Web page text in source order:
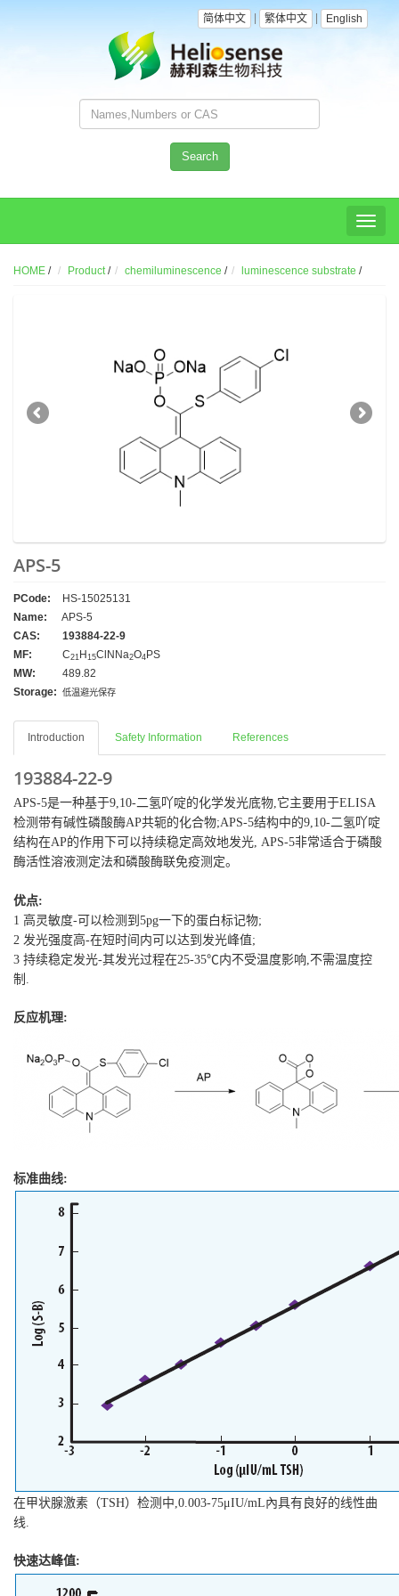
简体中文 繁体中文 English
Search
Toggle
HOME / Product / chemiluminescence / luminescence substrate /
APS-5
PCode:
HS-15025131
Name:
APS-5
CAS:
193884-22-9
MF:
C21 H 15ClNNa2O4 PS
MW:
489.82
Storage:
低温避光保存
Introduction Safety Information References
193884-22-9
APS-5是一种基于9,10-二氢吖啶的化学发光底物,它主要用于ELISA
检测带有碱性磷酸酶AP共轭的化合物;APS-5结构中的9,10-二氢吖啶
结构在AP的作用下可以持续稳定高效地发光, APS-5非常适合于磷酸
酶活性溶液测定法和磷酸酶联免疫测定。
优点:
1 高灵敏度-可以检测到 5pg一下的蛋白标记物;
2 发光强度高-在短时间内可以达到发光峰值;
3 持续稳定发光-其发光过程在25-35℃内不受温度影响,不需温度控
制 .
反应机理:
标准曲线:
在甲状腺激素（TSH）检测中,0.003-75μIU/mL內具有良好的线性曲
线.
快速达峰值: